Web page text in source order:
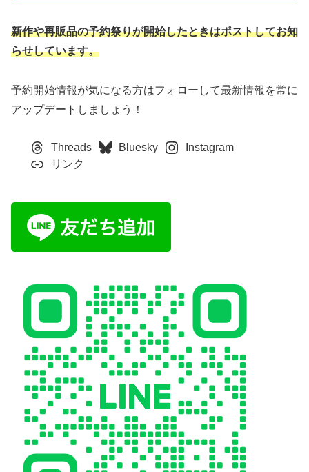
新作や再販品の予約祭りが開始したときはポストしてお知
らせしています。
予約開始情報が気になる方はフォローして最新情報を常に
アップデートしましょう！
Threads Bluesky
Instagram
リンク